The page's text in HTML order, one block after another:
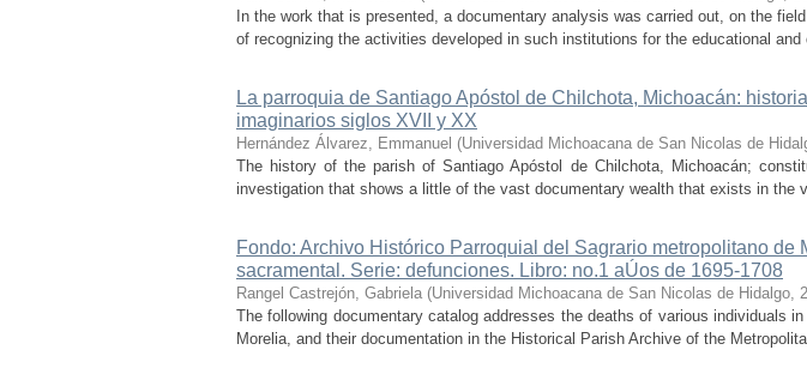
In the work that is presented, a documentary analysis was carried out, on the
of recognizing the activities developed in such institutions for the educational
La parroquia de Santiago Apóstol de Chilchota, Michoacán:
imaginarios siglos XVII y XX
Hernández Álvarez, Emmanuel (Universidad Michoacana de San Nicolas de
The history of the parish of Santiago Apóstol de Chilchota, Michoacán;
investigation that shows a little of the vast documentary wealth that exists in the
Fondo: Archivo Histórico Parroquial del Sagrario metropolitano de
sacramental. Serie: defunciones. Libro: no.1 aÚos de 1695-1708
Rangel Castrejón, Gabriela (Universidad Michoacana de San Nicolas de Hidalgo,
The following documentary catalog addresses the deaths of various individuals
Morelia, and their documentation in the Historical Parish Archive of the